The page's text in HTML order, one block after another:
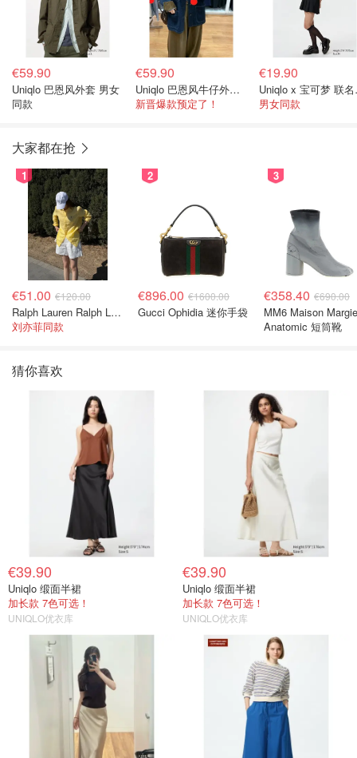
€59.90
Uniqlo 巴恩风外套 男女
同款
€59.90
Uniqlo 巴恩风牛仔外套 男女同款
新晋爆款预定了！
€19.90
男女同款
大家都在抢
1
€51.00 €120.00
Ralph Lauren Ralph Lauren 男童亚麻衬衫
刘亦菲同款
2
€896.00 €1600.00
Gucci Ophidia 迷你手袋
3
€358.40 €690.00
MM6 Maison
Anatomic 短筒靴
猜你喜欢
€39.90
Uniqlo 缎面半裙
加长款 7色可选！
UNIQLO优衣库
€39.90
Uniqlo 缎面半裙
加长款 7色可选！
UNIQLO优衣库